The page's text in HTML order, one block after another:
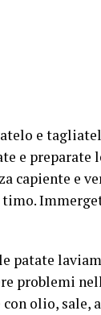
e
e preparate
capiente e
patate
problemi
olio, sale,